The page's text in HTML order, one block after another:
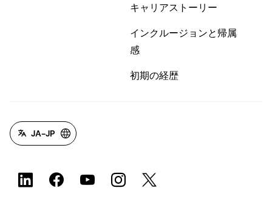
キャリアストーリー
インクルージョンと帰属
感
初期の経歴
JA-JP